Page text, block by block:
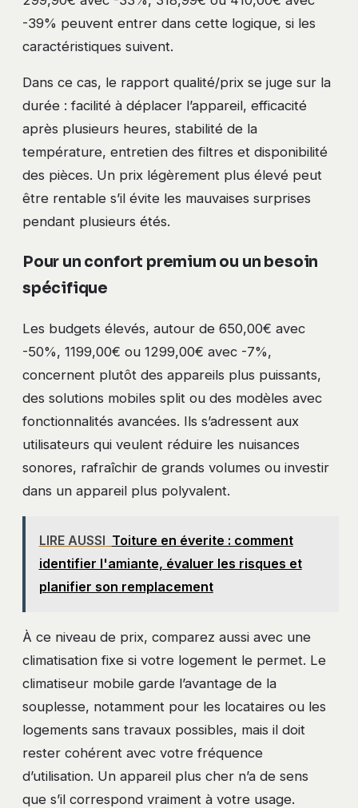
-39% peuvent entrer dans cette logique, si les
caractéristiques suivent.
Dans ce cas, le rapport qualité/prix se juge sur la
durée : facilité à déplacer l’appareil, efficacité
après plusieurs heures, stabilité de la
température, entretien des filtres et disponibilité
des pièces. Un prix légèrement plus élevé peut
être rentable s’il évite les mauvaises surprises
pendant plusieurs étés.
Pour un confort premium ou un besoin
spécifique
Les budgets élevés, autour de 650,00€ avec
-50%, 1199,00€ ou 1299,00€ avec -7%,
concernent plutôt des appareils plus puissants,
des solutions mobiles split ou des modèles avec
fonctionnalités avancées. Ils s’adressent aux
utilisateurs qui veulent réduire les nuisances
sonores, rafraîchir de grands volumes ou investir
dans un appareil plus polyvalent.
LIRE AUSSI Toiture en éverite : comment
identifier l'amiante, évaluer les risques et
planifier son remplacement
À ce niveau de prix, comparez aussi avec une
climatisation fixe si votre logement le permet. Le
climatiseur mobile garde l’avantage de la
souplesse, notamment pour les locataires ou les
logements sans travaux possibles, mais il doit
rester cohérent avec votre fréquence
d’utilisation. Un appareil plus cher n’a de sens
que s’il correspond vraiment à votre usage.